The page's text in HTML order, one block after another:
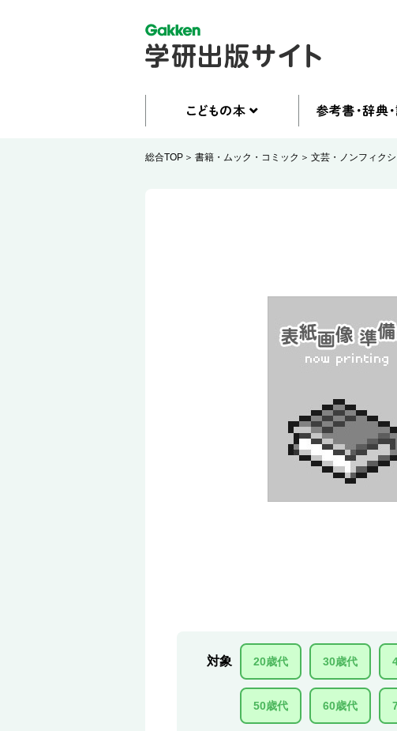
総合TOP 書籍・ムック・コミック 文芸・ノンフィク
対象 20歳代 30歳代
50歳代 60歳代